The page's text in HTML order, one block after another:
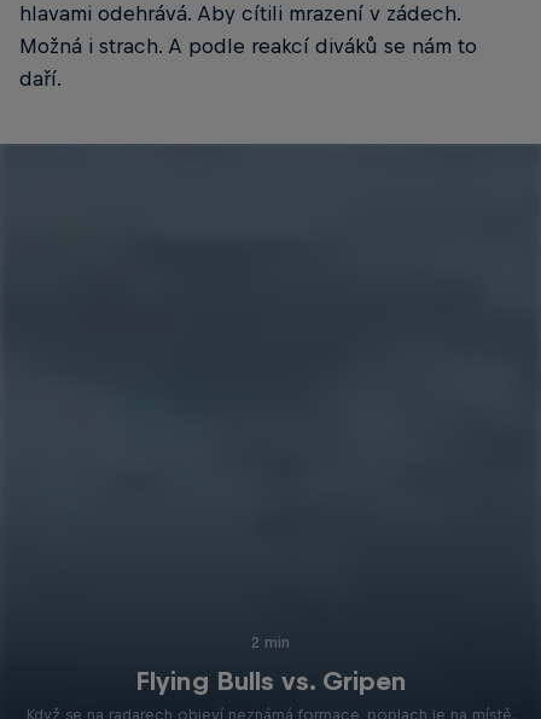
hlavami odehrává. Aby cítili mrazení v zádech.
Možná i strach. A podle reakcí diváků se nám to
daří.
2 min
Flying Bulls vs. Gripen
Když se na radarech objeví neznámá formace, poplach je na místě.